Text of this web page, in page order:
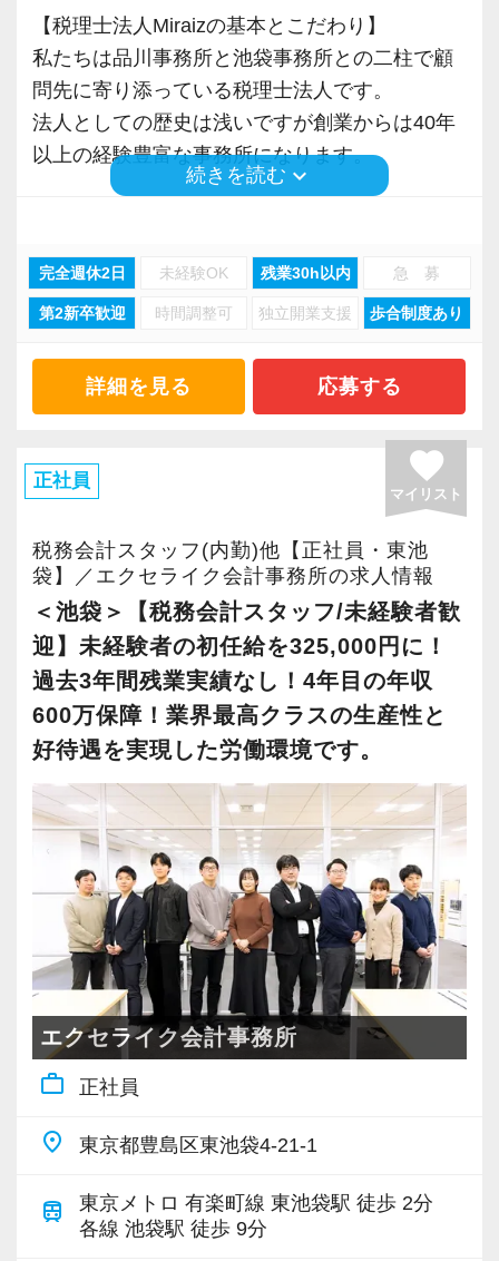
☆★リクルートサイトはこちら★☆
https://na-tax.jp/recruit/
・業務が属人化しない
安心して働ける体制が整っています。
■ チームで支える組織です
担当者チーム（5人1組）とは別に、
になっています。
それぞれの専門性を活かしながら、
事務所全体でお客様を支えています。
きる環境です。
・扶養内勤務可能
・社会保険完備
・産休・育休実績多数
・池袋駅C9出口より徒歩1分
ライフステージが変わっても働き続けられる環
境づくりを行っています。
■ 最後に
限られた時間の中でも、誰かの役に立てる仕事
がしたい。
丁寧に、誠実に仕事に取り組める方をお待ちし
ています。
☆★リクルートサイトはこちら★☆
https://na-tax.jp/recruit/
【税理士法人Miraizの基本とこだわり】
私たちは品川事務所と池袋事務所との二柱で顧
問先に寄り添っている税理士法人です。
法人としての歴史は浅いですが創業からは40年
以上の経験豊富な事務所になります。
与税・各種申告などお客様のご要望に対して一
貫対応できる体制を完備。
顧問先は中小企業の経営者が中心ですが、規模
先も少なくありません。
大半の中小企業は安心して頼れる税理士がいな
いケースも多いのが実情です。
当法人ではそういった経営者から相続税・贈与
税など事業関連のご相談を受けることも多く、
より近しい存在のパートナーとしてサポートさ
せていただいています。
≪税理士はサービス業！がモットーです≫
税務士の仕事は基本的にルールに則った手続き
のため、やること自体はどの事務所でも大きな
違いはありません。
そうした中で差別化できるポイントは”どれだけ
お客様に寄り添えるか”にあると私たちは考えま
そのため、当法人では「年1回の決算や確定申告
のときだけ連絡する」といった関係は望みませ
ん。
可能な限り経営状況を毎月共有いただき、リア
ルタイムのサポートができる体制を取っていま
す。
当事務所の代表は顧問先へ月1回は必ず訪問する
ようにし、税務はもちろん他愛ない雑談も含め
てお客様との信頼関係を大切にすることを心掛
続きを読む keyboard_arrow_down
完全週休2日 未経験OK 残業30h以内 急 募
第2新卒歓迎 時間調整可 独立開業支援 歩合制度あり
詳細を見る 応募する
正社員 favorite
マイリスト
税務会計スタッフ(内勤)他【正社員・東池
袋】／エクセライク会計事務所の求人情報
＜池袋＞【税務会計スタッフ/未経験者歓
迎】未経験者の初任給を325,000円に！
過去3年間残業実績なし！4年目の年収
600万保障！業界最高クラスの生産性と
好待遇を実現した労働環境です。
エクセライク会計事務所
work_outline 正社員
place 東京都豊島区東池袋4-21-1
train
東京メトロ 有楽町線 東池袋駅 徒歩 2分
各線 池袋駅 徒歩 9分